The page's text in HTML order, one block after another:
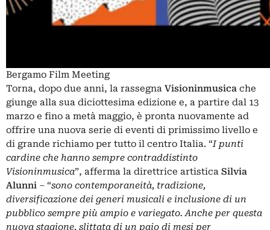
Bergamo Film Meeting
Torna, dopo due anni, la rassegna Visioninmusica che
giunge alla sua diciottesima edizione e, a partire dal 13
marzo e fino a metà maggio, è pronta nuovamente ad
offrire una nuova serie di eventi di primissimo livello e
di grande richiamo per tutto il centro Italia. “I punti
cardine che hanno sempre contraddistinto
Visioninmusica”, afferma la direttrice artistica Silvia
Alunni – “sono contemporaneità, tradizione,
diversificazione dei generi musicali e inclusione di un
pubblico sempre più ampio e variegato. Anche per questa
nuova stagione, slittata di un paio di mesi per